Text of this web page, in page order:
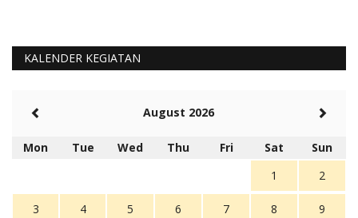
KALENDER KEGIATAN
August 2026
Mon Tue Wed Thu Fri Sat
Sun
1
2
3 4 5 6 7 8 9